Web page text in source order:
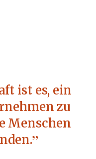
ist es, ein
zu
Menschen